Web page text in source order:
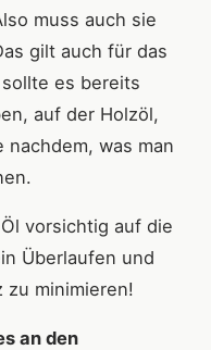
muss auch sie
gilt auch für das
es bereits
auf der Holzöl,
nachdem, was man
vorsichtig auf die
Überlaufen und
zu minimieren!
an den